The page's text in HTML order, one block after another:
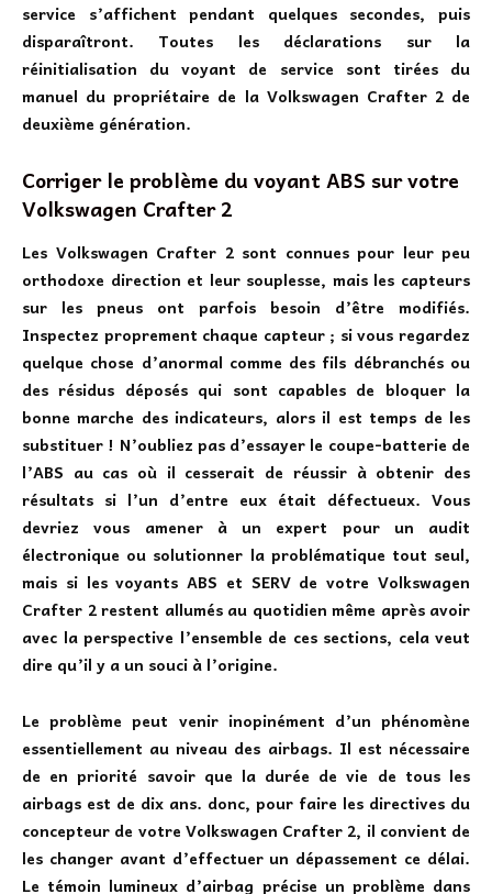
service s’affichent pendant quelques secondes, puis
disparaîtront. Toutes les déclarations sur la
réinitialisation du voyant de service sont tirées du
manuel du propriétaire de la Volkswagen Crafter 2 de
deuxième génération.
Corriger le problème du voyant ABS sur votre
Volkswagen Crafter 2
Les Volkswagen Crafter 2 sont connues pour leur peu
orthodoxe direction et leur souplesse, mais les capteurs
sur les pneus ont parfois besoin d’être modifiés.
Inspectez proprement chaque capteur ; si vous regardez
quelque chose d’anormal comme des fils débranchés ou
des résidus déposés qui sont capables de bloquer la
bonne marche des indicateurs, alors il est temps de les
substituer ! N’oubliez pas d’essayer le coupe-batterie de
l’ABS au cas où il cesserait de réussir à obtenir des
résultats si l’un d’entre eux était défectueux. Vous
devriez vous amener à un expert pour un audit
électronique ou solutionner la problématique tout seul,
mais si les voyants ABS et SERV de votre Volkswagen
Crafter 2 restent allumés au quotidien même après avoir
avec la perspective l’ensemble de ces sections, cela veut
dire qu’il y a un souci à l’origine.
Le problème peut venir inopinément d’un phénomène
essentiellement au niveau des airbags. Il est nécessaire
de en priorité savoir que la durée de vie de tous les
airbags est de dix ans. donc, pour faire les directives du
concepteur de votre Volkswagen Crafter 2, il convient de
les changer avant d’effectuer un dépassement ce délai.
Le témoin lumineux d’airbag précise un problème dans